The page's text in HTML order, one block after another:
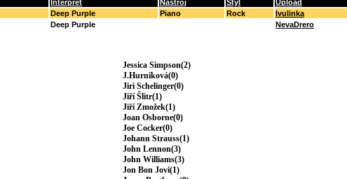
Interpret Nástroj Styl
Upload
Deep Purple Piano Rock
Ivulinka
Deep Purple
NevaDrero
Jessica Simpson(2)
J.Hurníková(0)
Jiri Schelinger(0)
Jiří Šlitr(1)
Jiří Zmožek(1)
Joan Osborne(0)
Joe Cocker(0)
Johann Strauss(1)
John Lennon(3)
John Williams(3)
Jon Bon Jovi(1)